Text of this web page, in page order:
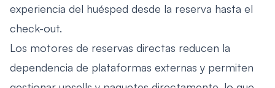
experiencia del huésped desde la reserva hasta el
check-out.
Los motores de reservas directas reducen la
dependencia de plataformas externas y permiten